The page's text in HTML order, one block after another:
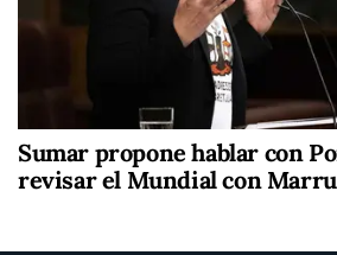
Sumar propone hablar con
revisar el Mundial con